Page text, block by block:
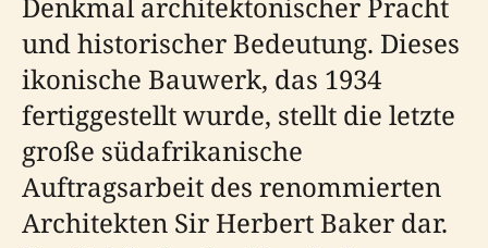
und historischer Bedeutung. Dieses
ikonische Bauwerk, das 1934
fertiggestellt wurde, stellt die letzte
große südafrikanische
Auftragsarbeit des renommierten
Architekten Sir Herbert Baker dar.